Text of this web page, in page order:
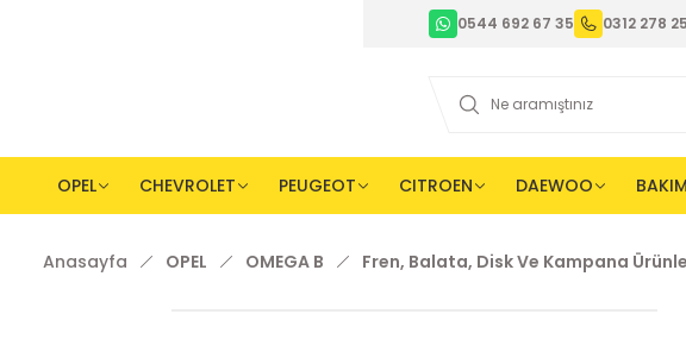
0544 692 67 35 0312 278
OPEL CHEVROLET PEUGEOT CITROEN DAEWOO
Anasayfa OPEL OMEGA B Fren, Balata, Disk Ve Kampana